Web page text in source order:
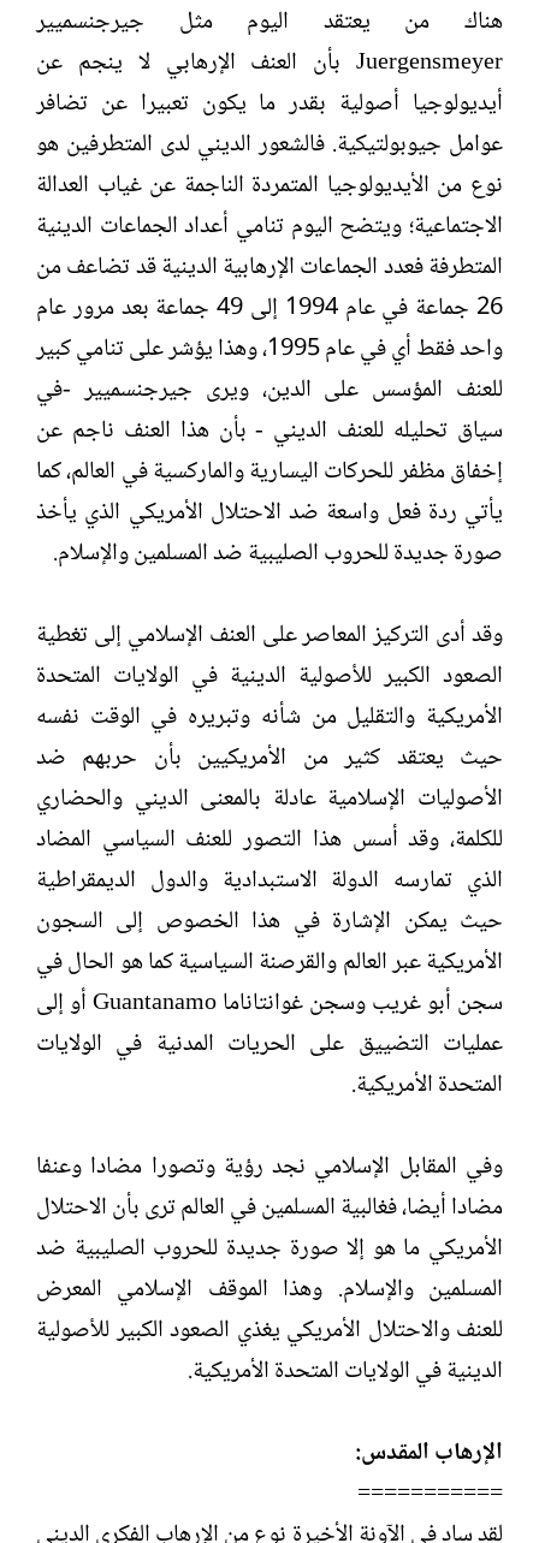
هناك من يعتقد اليوم مثل جيرجنسميير
Juergensmeyer بأن العنف الإرهابي لا ينجم عن
أيديولوجيا أصولية بقدر ما يكون تعبيرا عن تضافر
عوامل جيوبولتيكية. فالشعور الديني لدى المتطرفين هو
نوع من الأيديولوجيا المتمردة الناجمة عن غياب العدالة
الاجتماعية؛ ويتضح اليوم تنامي أعداد الجماعات الدينية
المتطرفة فعدد الجماعات الإرهابية الدينية قد تضاعف من
26 جماعة في عام 1994 إلى 49 جماعة بعد مرور عام
واحد فقط أي في عام 1995، وهذا يؤشر على تنامي كبير
للعنف المؤسس على الدين، ويرى جيرجنسميير -في
سياق تحليله للعنف الديني - بأن هذا العنف ناجم عن
إخفاق مظفر للحركات اليسارية والماركسية في العالم، كما
يأتي ردة فعل واسعة ضد الاحتلال الأمريكي الذي يأخذ
صورة جديدة للحروب الصليبية ضد المسلمين والإسلام.
وقد أدى التركيز المعاصر على العنف الإسلامي إلى تغطية
الصعود الكبير للأصولية الدينية في الولايات المتحدة
الأمريكية والتقليل من شأنه وتبريره في الوقت نفسه
حيث يعتقد كثير من الأمريكيين بأن حربهم ضد
الأصوليات الإسلامية عادلة بالمعنى الديني والحضاري
للكلمة، وقد أسس هذا التصور للعنف السياسي المضاد
الذي تمارسه الدولة الاستبدادية والدول الديمقراطية
حيث يمكن الإشارة في هذا الخصوص إلى السجون
الأمريكية عبر العالم والقرصنة السياسية كما هو الحال في
سجن أبو غريب وسجن غوانتاناما Guantanamo أو إلى
عمليات التضييق على الحريات المدنية في الولايات
المتحدة الأمريكية.
وفي المقابل الإسلامي نجد رؤية وتصورا مضادا وعنفا
مضادا أيضا، فغالبية المسلمين في العالم ترى بأن الاحتلال
الأمريكي ما هو إلا صورة جديدة للحروب الصليبية ضد
المسلمين والإسلام. وهذا الموقف الإسلامي المعرض
للعنف والاحتلال الأمريكي يغذي الصعود الكبير للأصولية
الدينية في الولايات المتحدة الأمريكية.
الإرهاب المقدس:
===========